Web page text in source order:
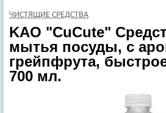
ЧИСТЯЩИЕ СРЕДСТВА
KAO "CuCute"
мытья посуды, с
грейпфрута,
700 мл.